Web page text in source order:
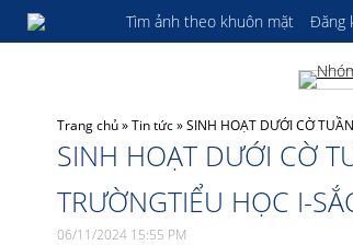
Tìm ảnh theo khuôn mặt Đăng
Trang chủ»Tin tức»SINH HOẠT DƯỚI CỜ
SINH HOẠT DƯỚI CỜ
TRƯỜNGTIỂU HỌC I-
06/11/2024 15:55 PM